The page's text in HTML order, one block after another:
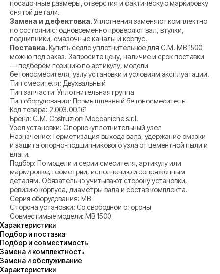
посадочные размеры, отверстия и фактическую маркировку
снятой детали.
Замена и дефектовка.Уплотнения заменяют комплектно
по состоянию; одновременно проверяют вал, втулки,
подшипники, смазочные каналы и корпус.
Поставка. Купить седло уплотнительное для C.M. MB 1500
можно под заказ. Запросите цену, наличие и срок поставки
— подберём позицию по артикулу, модели
бетоносмесителя, узлу установки и условиям эксплуатации.
Тип смесителя: Двухвальный
Тип запчасти: Уплотнительная группа
Тип оборудования: Промышленный бетоносмеситель
Код товара: 2.003.00.161
Бренд: C.M. Costruzioni Meccaniche s.r.l.
Узел установки: Опорно-уплотнительный узел
Назначение: Герметизация выхода вала, удержание смазки
и защита опорно-подшипникового узла от цементной пыли и
влаги.
Подбор: По модели и серии смесителя, артикулу или
маркировке, геометрии, исполнению и сопряжённым
деталям. Обязательно учитывают сторону установки,
ревизию корпуса, диаметры вала и состав комплекта.
Серия оборудования: MB
Сторона установки: Со свободной стороны
Совместимые модели: MB 1500
Характеристики
Подбор и поставка
Подбор и совместимость
Замена и комплектность
Замена и обслуживание
Характеристики